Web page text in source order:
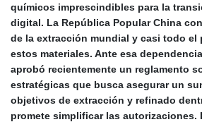
químicos imprescindibles para la
digital. La República Popular China
de la extracción mundial y casi todo el
estos materiales. Ante esa
aprobó recientemente un reglamento
estratégicas que busca asegurar un
objetivos de extracción y refinado
promete simplificar las autorizaciones.